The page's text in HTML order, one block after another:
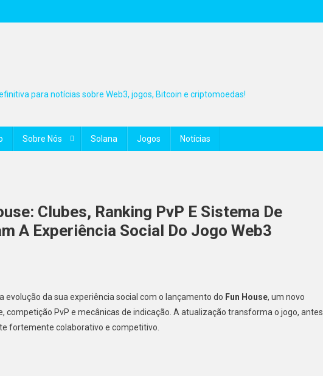
para notícias sobre Web3, jogos, Bitcoin e criptomoedas!
Sobre Nós Solana Jogos Notícias
Clubes, Ranking PvP E Sistema De
A Experiência Social Do Jogo Web3
evolução da sua experiência social com o lançamento do Fun House, um novo
competição PvP e mecânicas de indicação. A atualização transforma o jogo, antes
fortemente colaborativo e competitivo.